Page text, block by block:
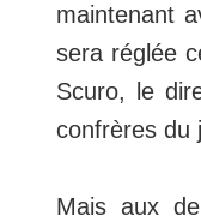
maintenant
sera réglée
Scuro, le
confrères du
Mais aux